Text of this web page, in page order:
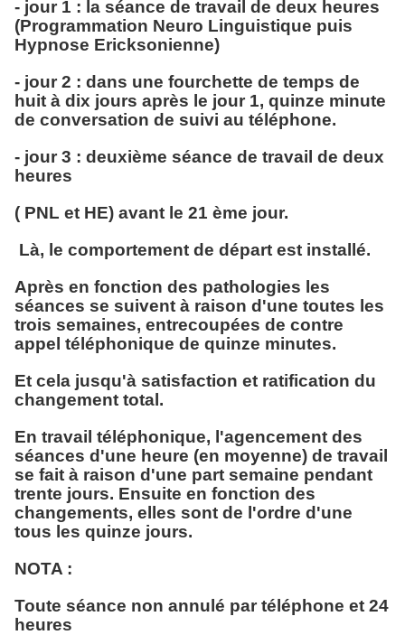
- jour 1 : la séance de travail de deux heures
(Programmation Neuro Linguistique puis
Hypnose Ericksonienne)
- jour 2 : dans une fourchette de temps de
huit à dix jours après le jour 1, quinze minute
de conversation de suivi au téléphone.
- jour 3 : deuxième séance de travail de deux
heures
( PNL et HE) avant le 21 ème jour.
Là, le comportement de départ est installé.
Après en fonction des pathologies les
séances se suivent à raison d'une toutes les
trois semaines, entrecoupées de contre
appel téléphonique de quinze minutes.
Et cela jusqu'à satisfaction et ratification du
changement total.
En travail téléphonique, l'agencement des
séances d'une heure (en moyenne) de travail
se fait à raison d'une part semaine pendant
trente jours. Ensuite en fonction des
changements, elles sont de l'ordre d'une
tous les quinze jours.
NOTA :
Toute séance non annulé par téléphone et 24
heures